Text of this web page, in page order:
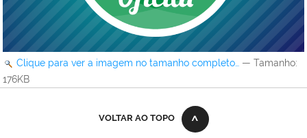
Clique para ver a imagem no tamanho completo… — Tamanho:
176KB
VOLTAR AO TOPO